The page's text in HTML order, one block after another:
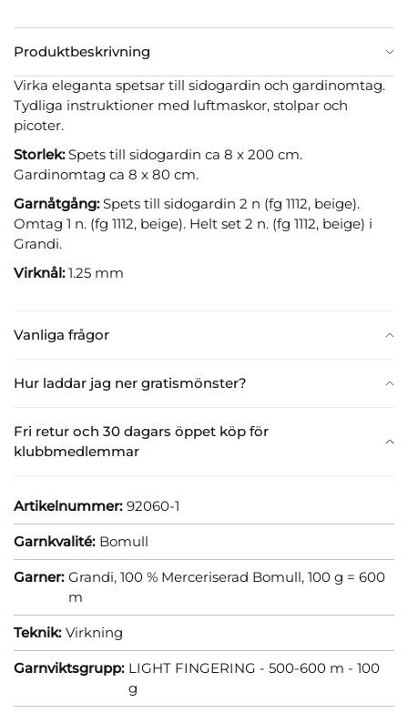
Produktbeskrivning
Vanliga frågor
Hur laddar jag ner gratismönster?
Fri retur och 30 dagars öppet köp för
klubbmedlemmar
Virka eleganta spetsar till sidogardin och gardinomtag.
Tydliga instruktioner med luftmaskor, stolpar och
picoter.
Storlek:Spets till sidogardin ca 8 x 200 cm.
Gardinomtag ca 8 x 80 cm.
Garnåtgång:Spets till sidogardin 2 n (fg 1112, beige).
Omtag 1 n. (fg 1112, beige). Helt set 2 n. (fg 1112, beige) i
Grandi.
Virknål:1.25 mm
Artikelnummer: 92060-1
Garnkvalité: Bomull
Garner: Grandi, 100 % Merceriserad Bomull, 100 g = 600
m
Teknik: Virkning
Garnviktsgrupp: LIGHT FINGERING - 500-600 m - 100
g